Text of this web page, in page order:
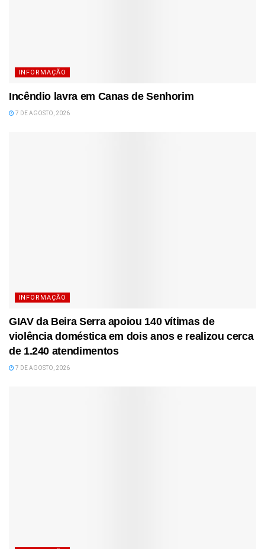
INFORMAÇÃO
Incêndio lavra em Canas de Senhorim
7 DE AGOSTO, 2026
INFORMAÇÃO
GIAV da Beira Serra apoiou 140 vítimas de
violência doméstica em dois anos e realizou cerca
de 1.240 atendimentos
7 DE AGOSTO, 2026